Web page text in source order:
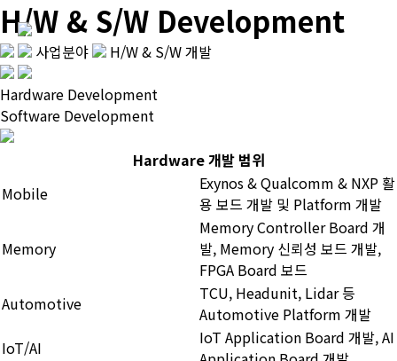
H/W & S/W Development
사업분야
H/W & S/W 개발
Hardware Development
Software Development
Hardware 개발 범위
Mobile
Exynos & Qualcomm & NXP 활
용 보드 개발 및 Platform 개발
Memory
Memory Controller Board 개
발, Memory 신뢰성 보드 개발,
FPGA Board 보드
Automotive
TCU, Headunit, Lidar 등
Automotive Platform 개발
IoT/AI
IoT Application Board 개발, AI